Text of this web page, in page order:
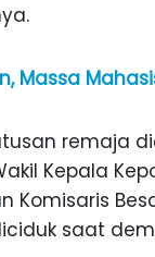
Massa
remaja
Kepala
Komisaris
saat